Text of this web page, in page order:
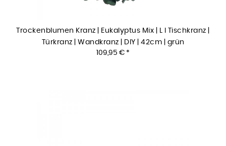
Trockenblumen Kranz | Eukalyptus Mix | L I Tischkranz |
Türkranz | Wandkranz | DIY | 42cm | grün
109,95 € *